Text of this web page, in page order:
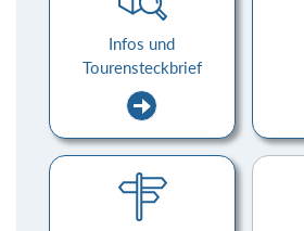
Infos und
Tourensteckbrief